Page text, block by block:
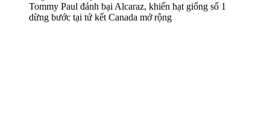
Tommy Paul đánh bại Alcaraz, khiến hạt giống số 1
dừng bước tại tứ kết Canada mở rộng